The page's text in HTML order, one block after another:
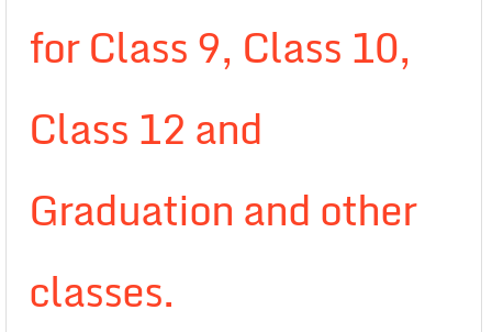
for Class 9, Class 10,
Class 12 and
Graduation and other
classes.